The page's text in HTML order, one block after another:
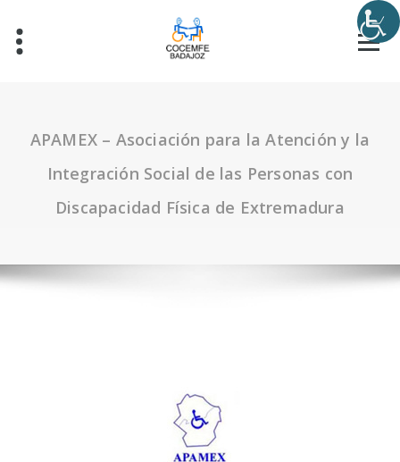
APAMEX – Asociación para la Atención y la
Integración Social de las Personas con
Discapacidad Física de Extremadura